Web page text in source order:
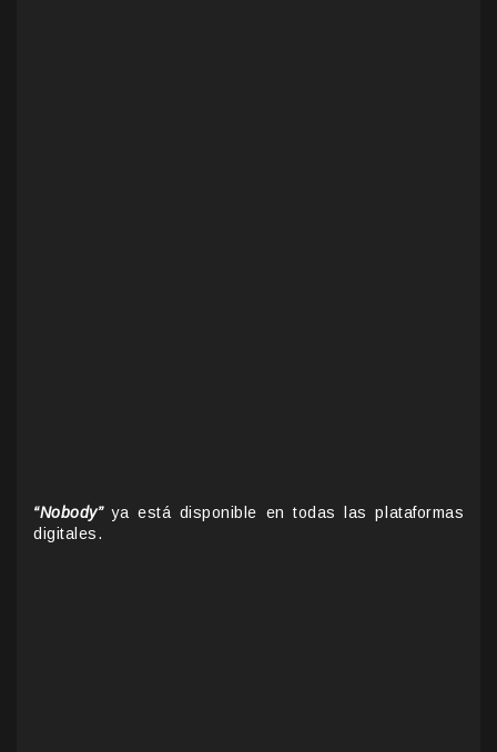
“Nobody”ya está disponible en todas las plataformas
digitales.